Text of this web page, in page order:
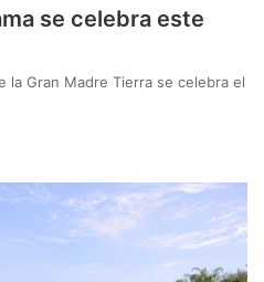
se celebra este
la Gran Madre Tierra se celebra el